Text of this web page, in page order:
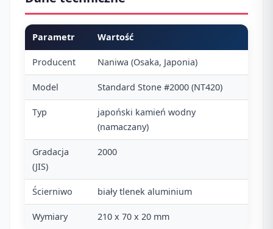
Parametr Wartość
Producent Naniwa (Osaka, Japonia)
Model Standard Stone #2000 (NT420)
Typ
japoński kamień wodny
(namaczany)
Gradacja
(JIS)
2000
Ścierniwo biały tlenek aluminium
Wymiary 210 x 70 x 20 mm